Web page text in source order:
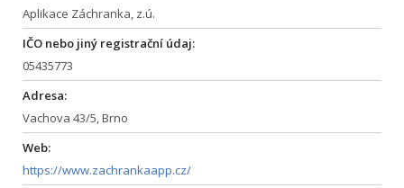
Aplikace Záchranka, z.ú.
IČO nebo jiný registrační údaj:
05435773
Adresa:
Vachova 43/5, Brno
Web:
https://www.zachrankaapp.cz/